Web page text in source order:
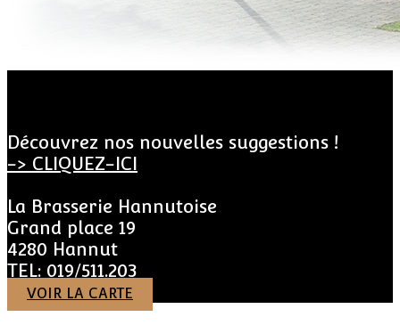
Découvrez nos nouvelles suggestions !
-> CLIQUEZ-ICI
La Brasserie Hannutoise
Grand place 19
4280 Hannut
TEL: 019/511.203
VOIR LA CARTE